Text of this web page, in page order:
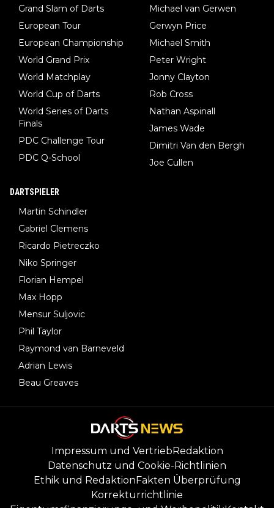
Grand Slam of Darts
European Tour
European Championship
World Grand Prix
World Matchplay
World Cup of Darts
World Series of Darts
Finals
PDC Challenge Tour
PDC Q-School
Michael van Gerwen
Gerwyn Price
Michael Smith
Peter Wright
Jonny Clayton
Rob Cross
Nathan Aspinall
James Wade
Dimitri Van den Bergh
Joe Cullen
DARTSPIELER
Martin Schindler
Gabriel Clemens
Ricardo Pietreczko
Niko Springer
Florian Hempel
Max Hopp
Mensur Suljovic
Phil Taylor
Raymond van Barneveld
Adrian Lewis
Beau Greaves
Impressum und VertriebRedaktion
Datenschutz und Cookie-Richtlinien
Ethik und RedaktionFakten Überprüfung
Korrekturrichtlinie